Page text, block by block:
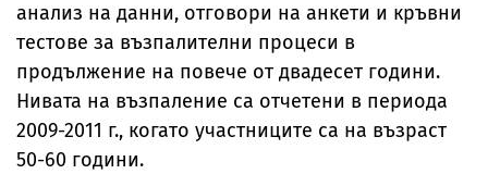
анализ на данни, отговори на анкети и кръвни
тестове за възпалителни процеси в
продължение на повече от двадесет години.
Нивата на възпаление са отчетени в периода
2009-2011 г., когато участниците са на възраст
50-60 години.